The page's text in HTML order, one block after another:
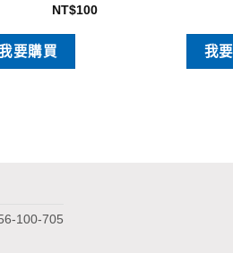
NT$100
要購買 我
100-705